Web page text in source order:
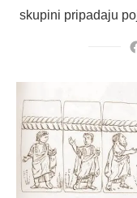
skupini pripadaju